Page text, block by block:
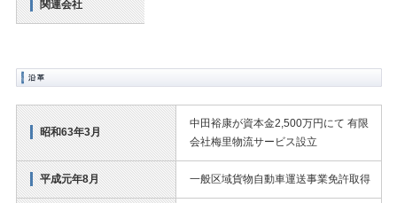
関連会社
昭和63年3月
中田裕康が資本金2,500万円にて 有限
会社梅里物流サービス設立
平成元年8月 一般区域貨物自動車運送事業免許取得